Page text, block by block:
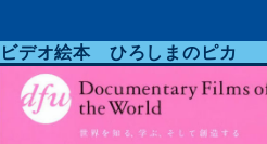
ビデオ絵本 ひろしまのピカ